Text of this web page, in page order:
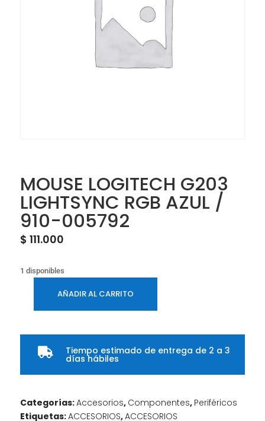
MOUSE LOGITECH G203
LIGHTSYNC RGB AZUL /
910-005792
$ 111.000
1 disponibles
LOGITECH
005792
AÑADIR AL CARRITO
 Tiempo estimado de entrega de 2 a 3
días hábiles
Categorías:Accesorios, Componentes, Periféricos
Etiquetas:ACCESORIOS,ACCESORIOS